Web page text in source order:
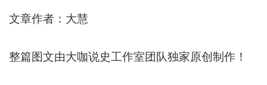
文章作者：大慧
整篇图文由大咖说史工作室团队独家原创制作！